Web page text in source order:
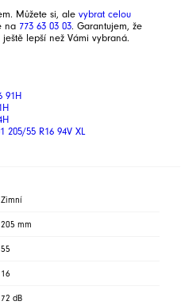
Můžete si, ale vybrat celou
na 773 63 03 03. Garantujem, že
lepší než Vámi vybraná.
91H
205/55 R16 94V XL
Zimní
205 mm
55
16
72 dB